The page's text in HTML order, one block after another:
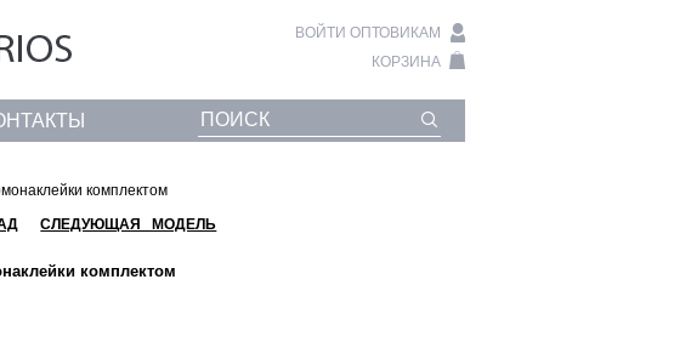
ВОЙТИ ОПТОВИКАМ
КОРЗИНА
комплектом
СЛЕДУЮЩАЯ МОДЕЛЬ
комплектом